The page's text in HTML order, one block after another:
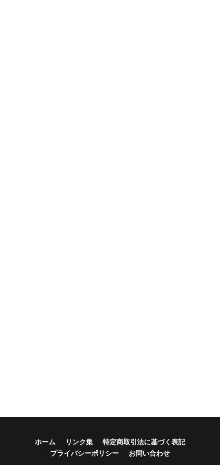
ホーム リンク集
特定商取引法に基づく表記
プライバシーポリシー
お問い合わせ